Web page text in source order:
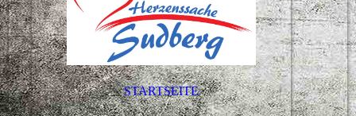
STARTSEITE